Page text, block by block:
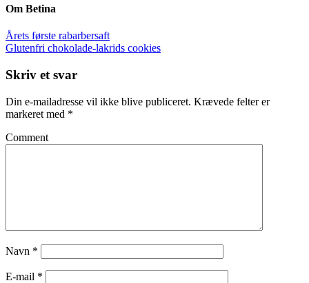
Om Betina
Årets første rabarbersaft
Glutenfri chokolade-lakrids cookies
Skriv et svar
Din e-mailadresse vil ikke blive publiceret. Krævede felter er
markeret med *
Comment
Navn *
E-mail *